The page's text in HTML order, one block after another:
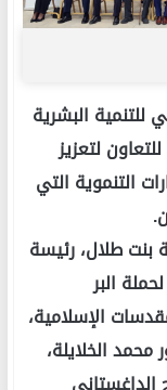
البشرية
لتعزيز
التنموية التي
بنت طلال، رئيسة
البر
الإسلامية،
الخلايلة،